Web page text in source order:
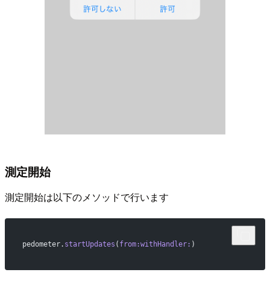
測定開始
測定開始は以下のメソッドで行います
pedometer. startUpdates ( from:withHandler: )